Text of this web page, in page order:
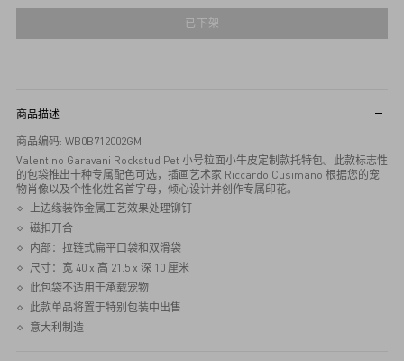
已下架
商品描述
商品编码: WB0B712002GM
Valentino Garavani Rockstud Pet 小号粒面小牛皮定制款托特包。此款标志性
的包袋推出十种专属配色可选，插画艺术家 Riccardo Cusimano 根据您的宠
物肖像以及个性化姓名首字母，倾心设计并创作专属印花。
上边缘装饰金属工艺效果处理铆钉
磁扣开合
内部：拉链式扁平口袋和双滑袋
尺寸：宽 40 x 高 21.5 x 深 10 厘米
此包袋不适用于承载宠物
此款单品将置于特别包装中出售
意大利制造